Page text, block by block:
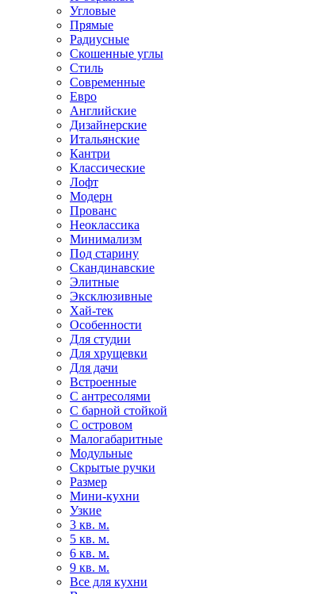
Угловые
Прямые
Радиусные
Скошенные углы
Стиль
Современные
Евро
Английские
Дизайнерские
Итальянские
Кантри
Классические
Лофт
Модерн
Прованс
Неоклассика
Минимализм
Под старину
Скандинавские
Элитные
Эксклюзивные
Хай-тек
Особенности
Для студии
Для хрущевки
Для дачи
Встроенные
С антресолями
С барной стойкой
С островом
Малогабаритные
Модульные
Скрытые ручки
Размер
Мини-кухни
Узкие
3 кв. м.
5 кв. м.
6 кв. м.
9 кв. м.
Все для кухни